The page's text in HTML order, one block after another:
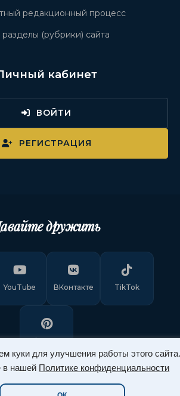
куки для улучшения работы этого сайта.
в нашей Политике конфиденциальности
редакционный процесс
разделы (рубрики) сайта
кабинет
ВОЙТИ
РЕГИСТРАЦИЯ
дружить
YouTube ВКонтакте TikTok
Pinterest